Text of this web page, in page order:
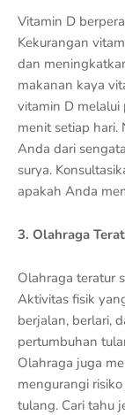
Vitamin D
Kekurangan
dan
makanan kaya
vitamin D melalui
menit setiap
Anda dari
surya.
apakah Anda
3. Olahraga
Olahraga teratur
Aktivitas fisik
berjalan, berlari,
pertumbuhan
Olahraga juga
mengurangi
tulang. Cari tahu